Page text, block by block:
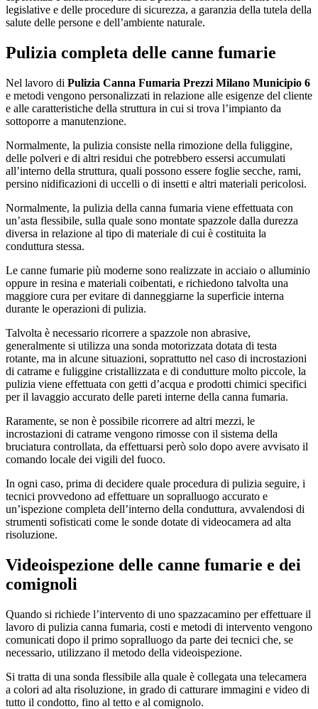
legislative e delle procedure di sicurezza, a garanzia della tutela della
salute delle persone e dell’ambiente naturale.
Pulizia completa delle canne fumarie
Nel lavoro di Pulizia Canna Fumaria Prezzi Milano Municipio 6
e metodi vengono personalizzati in relazione alle esigenze del cliente
e alle caratteristiche della struttura in cui si trova l’impianto da
sottoporre a manutenzione.
Normalmente, la pulizia consiste nella rimozione della fuliggine,
delle polveri e di altri residui che potrebbero essersi accumulati
all’interno della struttura, quali possono essere foglie secche, rami,
persino nidificazioni di uccelli o di insetti e altri materiali pericolosi.
Normalmente, la pulizia della canna fumaria viene effettuata con
un’asta flessibile, sulla quale sono montate spazzole dalla durezza
diversa in relazione al tipo di materiale di cui è costituita la
conduttura stessa.
Le canne fumarie più moderne sono realizzate in acciaio o alluminio
oppure in resina e materiali coibentati, e richiedono talvolta una
maggiore cura per evitare di danneggiarne la superficie interna
durante le operazioni di pulizia.
Talvolta è necessario ricorrere a spazzole non abrasive,
generalmente si utilizza una sonda motorizzata dotata di testa
rotante, ma in alcune situazioni, soprattutto nel caso di incrostazioni
di catrame e fuliggine cristallizzata e di condutture molto piccole, la
pulizia viene effettuata con getti d’acqua e prodotti chimici specifici
per il lavaggio accurato delle pareti interne della canna fumaria.
Raramente, se non è possibile ricorrere ad altri mezzi, le
incrostazioni di catrame vengono rimosse con il sistema della
bruciatura controllata, da effettuarsi però solo dopo avere avvisato il
comando locale dei vigili del fuoco.
In ogni caso, prima di decidere quale procedura di pulizia seguire, i
tecnici provvedono ad effettuare un sopralluogo accurato e
un’ispezione completa dell’interno della conduttura, avvalendosi di
strumenti sofisticati come le sonde dotate di videocamera ad alta
risoluzione.
Videoispezione delle canne fumarie e dei
comignoli
Quando si richiede l’intervento di uno spazzacamino per effettuare il
lavoro di pulizia canna fumaria, costi e metodi di intervento vengono
comunicati dopo il primo sopralluogo da parte dei tecnici che, se
necessario, utilizzano il metodo della videoispezione.
Si tratta di una sonda flessibile alla quale è collegata una telecamera
a colori ad alta risoluzione, in grado di catturare immagini e video di
tutto il condotto, fino al tetto e al comignolo.